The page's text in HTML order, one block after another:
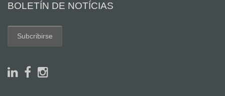
BOLETÍN DE NOTÍCIAS
Subcribirse